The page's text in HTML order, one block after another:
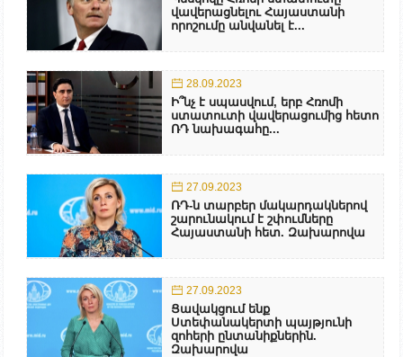
վավերացնելու Հայաստանի
որոշումը անվանել է...
28.09.2023
Ի՞նչ է սպասվում, երբ Հռոմի
ստատուտի վավերացումից հետո
ՌԴ նախագահը...
27.09.2023
ՌԴ-ն տարբեր մակարդակներով
շարունակում է շփումները
Հայաստանի հետ. Զախարովա
27.09.2023
Ցավակցում ենք
Ստեփանակերտի պայթյունի
զոհերի ընտանիքներին.
Զախարովա